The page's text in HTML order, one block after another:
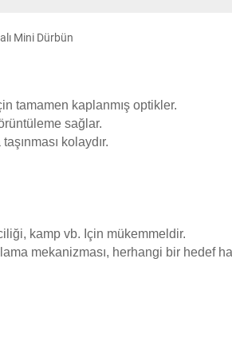
Mini Dürbün
tamamen kaplanmış optikler.
sağlar.
kolaydır.
kamp vb. Için mükemmeldir.
mekanizması, herhangi bir hedef